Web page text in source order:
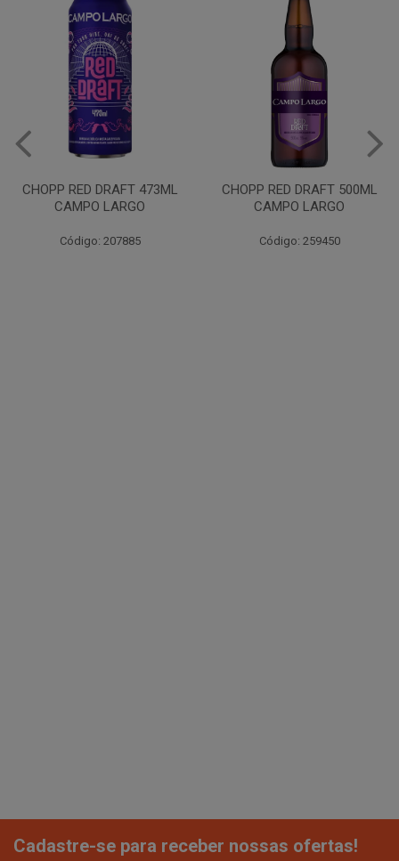
CHOPP RED DRAFT 500ML
CAMPO LARGO
Código: 259450
VINHO JURUPINGA DINALLE
975ML BCO
Cadastre-se para receber nossas ofertas!